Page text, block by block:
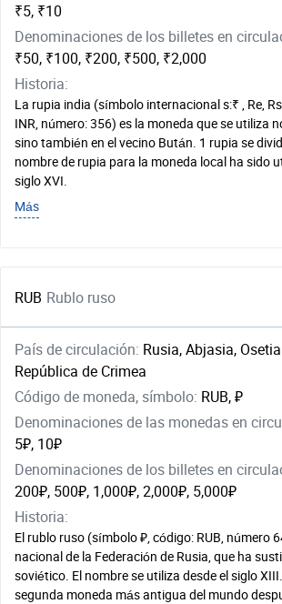
₹5, ₹10
Denominaciones de los billetes en
₹50, ₹100, ₹200, ₹500, ₹2,000
Historia:
La rupia india (símbolo internacional s:₹ , Re,
INR, número: 356) es la moneda que se utiliza
sino también en el vecino Bután. 1 rupia se
nombre de rupia para la moneda local ha sido
siglo XVI.
Más
RUB Rublo ruso
País de circulación: Rusia, Abjasia,
República de Crimea
Código de moneda, símbolo: RUB, ₽
Denominaciones de las monedas en
5₽, 10₽
Denominaciones de los billetes en
200₽, 500₽, 1,000₽, 2,000₽, 5,000₽
Historia:
El rublo ruso (símbolo ₽, código: RUB, número
nacional de la Federación de Rusia, que ha
soviético. El nombre se utiliza desde el siglo
segunda moneda más antigua del mundo